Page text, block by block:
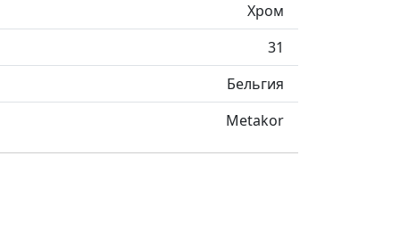
Хром
31
Бельгия
Metakor